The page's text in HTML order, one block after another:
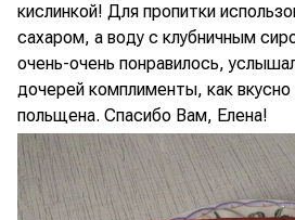
кислинкой! Для пропитки
сахаром, а воду с клубничным
очень-очень понравилось,
дочерей комплименты, как
польщена. Спасибо Вам, Елена!